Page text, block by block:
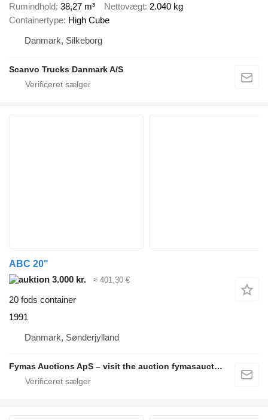
Rumindhold 38,27 m³ Nettovægt 2.040 kg
Containertype High Cube
Danmark, Silkeborg
Scanvo Trucks Danmark A/S
ABC 20"
3.000 kr.
≈ 401,30 €
20 fods container
1991
Danmark, Sønderjylland
Fymas Auctions ApS – visit the auction fymasauctions.dk